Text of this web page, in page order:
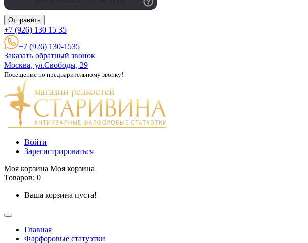
Отправить
+7 (926) 130 15 35
+7 (926) 130-1535
Заказать обратный звонок
Москва, ул.Свободы, 29
Посещение по предварительному звонку!
Войти
Зарегистрироваться
Моя корзина Моя корзина
Товаров: 0
Ваша корзина пуста!
Главная
Фарфоровые статуэтки